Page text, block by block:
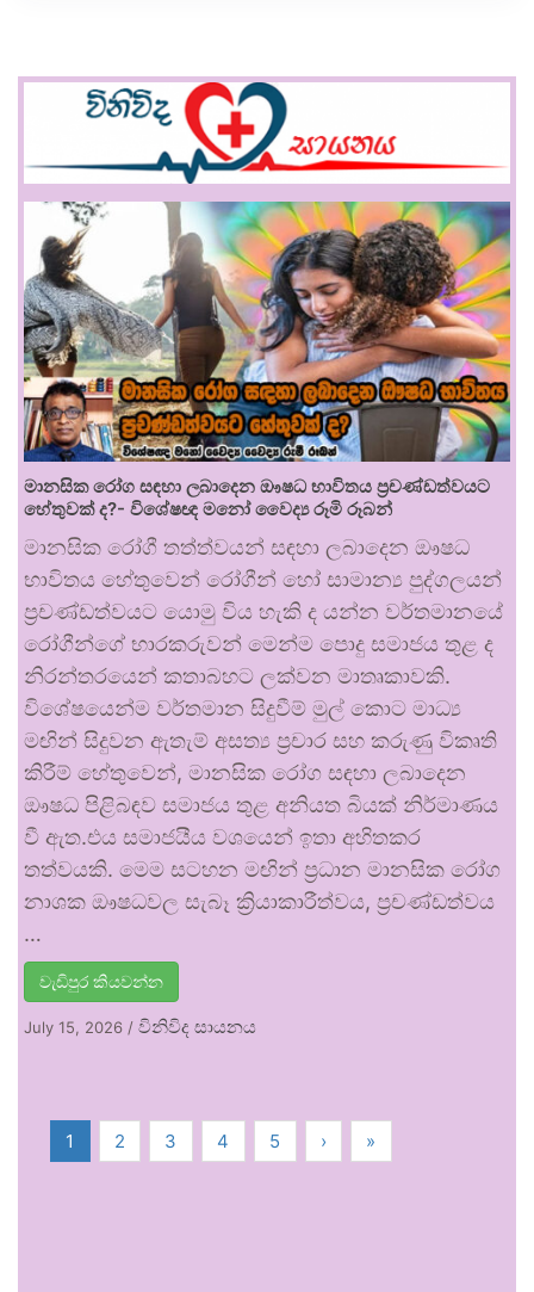
මානසික රෝග සඳහා ලබාදෙන ඖෂධ භාවිතය ප්‍රචණ්ඩත්වයට
හේතුවක් ද?- විශේෂඥ මනෝ වෛද්‍ය රූමි රූබන්
මානසික රෝගී තත්ත්වයන් සඳහා ලබාදෙන ඖෂධ
භාවිතය හේතුවෙන් රෝගීන් හෝ සාමාන්‍ය පුද්ගලයන්
ප්‍රචණ්ඩත්වයට යොමු විය හැකි ද යන්න වර්තමානයේ
රෝගීන්ගේ භාරකරුවන් මෙන්ම පොදු සමාජය තුළ ද
නිරන්තරයෙන් කතාබහට ලක්වන මාතෘකාවකි.
විශේෂයෙන්ම වර්තමාන සිදුවීම් මුල් කොට මාධ්‍ය
මඟින් සිදුවන ඇතැම් අසත්‍ය ප්‍රචාර සහ කරුණු විකෘති
කිරීම් හේතුවෙන්, මානසික රෝග සඳහා ලබාදෙන
ඖෂධ පිළිබඳව සමාජය තුළ අනියත බියක් නිර්මාණය
වී ඇත.එය සමාජයීය වශයෙන් ඉතා අහිතකර
තත්වයකි. මෙම සටහන මඟින් ප්‍රධාන මානසික රෝග
නාශක ඖෂධවල සැබෑ ක්‍රියාකාරීත්වය, ප්‍රචණ්ඩත්වය
…
වැඩිපුර කියවන්න
July 15, 2026 / විනිවිද සායනය
1 2 3 4 5 › »